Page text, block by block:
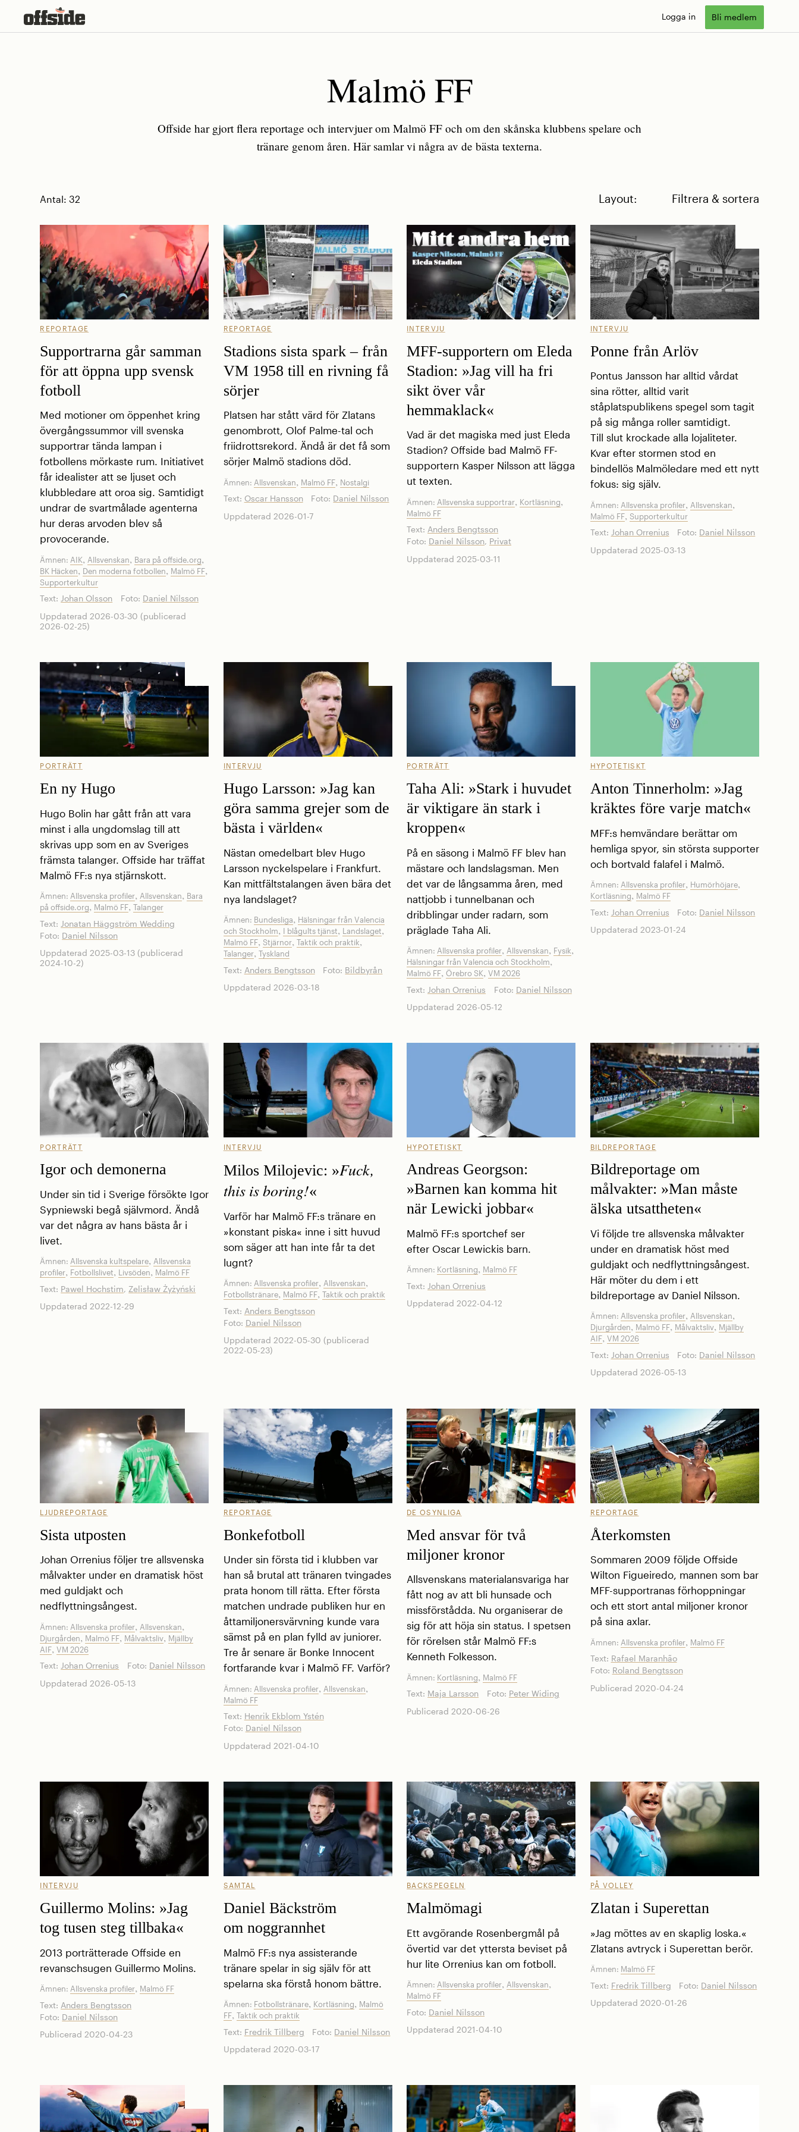
Logga in Bli medlem
Malmö FF
Offside har gjort flera reportage och intervjuer om Malmö FF och om den skånska klubbens spelare och
tränare genom åren. Här samlar vi några av de bästa texterna.
Antal:32 Layout: Filtrera & sortera
REPORTAGE
Supportrarna går samman
för att öppna upp svensk
fotboll
Med motioner om öppenhet kring
övergångssummor vill svenska
supportrar tända lampan i
fotbollens mörkaste rum. Initiativet
får idealister att se ljuset och
klubbledare att oroa sig. Samtidigt
undrar de svartmålade agenterna
hur deras arvoden blev så
provocerande.
Ämnen: AIK,Allsvenskan, Bara på offside.org,
BK Häcken, Den moderna fotbollen, Malmö FF,
Supporterkultur
Text:Johan Olsson Foto: Daniel Nilsson
Uppdaterad 2026-03-30 (publicerad
2026-02-25)
REPORTAGE
Stadions sista spark – från
VM 1958 till en rivning få
sörjer
Platsen har stått värd för Zlatans
genombrott, Olof Palme-tal och
friidrottsrekord. Ändå är det få som
sörjer Malmö stadions död.
Ämnen: Allsvenskan, Malmö FF, Nostalgi
Text: Oscar Hansson Foto: Daniel Nilsson
Uppdaterad 2026-01-7
INTERVJU
MFF-supportern om Eleda
Stadion: »Jag vill ha fri
sikt över vår
hemmaklack«
Vad är det magiska med just Eleda
Stadion? Offside bad Malmö FF-
supportern Kasper Nilsson att lägga
ut texten.
Ämnen: Allsvenska supportrar, Kortläsning,
Malmö FF
Text:Anders Bengtsson
Foto: Daniel Nilsson, Privat
Uppdaterad 2025-03-11
INTERVJU
Ponne från Arlöv
Pontus Jansson har alltid vårdat
sina rötter, alltid varit
ståplatspublikens spegel som tagit
på sig många roller samtidigt.
Till slut krockade alla lojaliteter.
Kvar efter stormen stod en
bindellös Malmöledare med ett nytt
fokus: sig själv.
Ämnen: Allsvenska profiler, Allsvenskan,
Malmö FF, Supporterkultur
Text: Johan Orrenius Foto: Daniel Nilsson
Uppdaterad 2025-03-13
PORTRÄTT
En ny Hugo
Hugo Bolin har gått från att vara
minst i alla ungdomslag till att
skrivas upp som en av Sveriges
främsta talanger. Offside har träffat
Malmö FF:s nya stjärnskott.
Ämnen: Allsvenska profiler,Allsvenskan, Bara
på offside.org, Malmö FF,Talanger
Text: Jonatan Häggström Wedding
Foto: Daniel Nilsson
Uppdaterad 2025-03-13 (publicerad
2024-10-2)
INTERVJU
Hugo Larsson: »Jag kan
göra samma grejer som de
bästa i världen«
Nästan omedelbart blev Hugo
Larsson nyckelspelare i Frankfurt.
Kan mittfältstalangen även bära det
nya landslaget?
Ämnen: Bundesliga, Hälsningar från Valencia
och Stockholm, I blågults tjänst, Landslaget,
Malmö FF, Stjärnor, Taktik och praktik,
Talanger, Tyskland
Text: Anders Bengtsson Foto: Bildbyrån
Uppdaterad 2026-03-18
PORTRÄTT
Taha Ali: »Stark i huvudet
är viktigare än stark i
kroppen«
På en säsong i Malmö FF blev han
mästare och landslagsman. Men
det var de långsamma åren, med
nattjobb i tunnelbanan och
dribblingar under radarn, som
präglade Taha Ali.
Ämnen: Allsvenska profiler,Allsvenskan, Fysik,
Hälsningar från Valencia och Stockholm,
Malmö FF,Örebro SK,VM 2026
Text: Johan Orrenius Foto: Daniel Nilsson
Uppdaterad 2026-05-12
HYPOTETISKT
Anton Tinnerholm: »Jag
kräktes före varje match«
MFF:s hem­vändare ­berättar om
hemliga spyor, sin största supporter
och bortvald falafel i Malmö.
Ämnen: Allsvenska profiler, Humörhöjare,
Kortläsning, Malmö FF
Text: Johan Orrenius Foto: Daniel Nilsson
Uppdaterad 2023-01-24
PORTRÄTT
Igor och demonerna
Under sin tid i Sverige försökte Igor
Sypniewski begå självmord. Ändå
var det några av hans bästa år i
livet.
Ämnen:Allsvenska kultspelare,Allsvenska
profiler, Fotbollslivet, Livsöden, Malmö FF
Text: Pawel Hochstim, Zelisław Żyżyński
Uppdaterad 2022-12-29
INTERVJU
Milos Milojevic: »Fuck,
this is boring!«
Varför har Malmö FF:s tränare en
»konstant piska« inne i sitt huvud
som säger att han inte får ta det
lugnt?
Ämnen: Allsvenska profiler, Allsvenskan,
Fotbollstränare, Malmö FF, Taktik och praktik
Text: Anders Bengtsson
Foto: Daniel Nilsson
Uppdaterad 2022-05-30 (publicerad
2022-05-23)
HYPOTETISKT
Andreas Georgson:
»Barnen kan komma hit
när Lewicki jobbar«
­Malmö FF:s sportchef ser
efter Oscar Lewickis barn.
Ämnen: Kortläsning, Malmö FF
Text: Johan Orrenius
Uppdaterad 2022-04-12
BILDREPORTAGE
Bildreportage om
målvakter: »Man måste
älska utsattheten«
Vi följde tre allsvenska målvakter
under en dramatisk höst med
guldjakt och nedflyttningsångest.
Här möter du dem i ett
bildreportage av Daniel Nilsson.
Ämnen: Allsvenska profiler, Allsvenskan,
Djurgården, Malmö FF, Målvaktsliv, Mjällby
AIF, VM 2026
Text: Johan Orrenius Foto: Daniel Nilsson
Uppdaterad 2026-05-13
LJUDREPORTAGE
Sista utposten
Johan Orrenius följer tre allsvenska
målvakter under en dramatisk höst
med guldjakt och
nedflyttningsångest.
Ämnen: Allsvenska profiler,Allsvenskan,
Djurgården, Malmö FF, Målvaktsliv, Mjällby
AIF,VM 2026
Text: Johan Orrenius Foto: Daniel Nilsson
Uppdaterad 2026-05-13
REPORTAGE
Bonkefotboll
Under sin första tid i klubben var
han så brutal att tränaren tvingades
prata honom till rätta. Efter första
matchen undrade publiken hur en
åttamiljonersvärvning kunde vara
sämst på en plan fylld av juniorer.
Tre år senare är Bonke Innocent
fortfarande kvar i Malmö FF. Varför?
Ämnen: Allsvenska profiler, Allsvenskan,
Malmö FF
Text: Henrik Ekblom Ystén
Foto: Daniel Nilsson
Uppdaterad 2021-04-10
DE OSYNLIGA
Med ansvar för två
miljoner kronor
Allsvenskans materialansvariga har
fått nog av att bli hunsade och
missförstådda. Nu organiserar de
sig för att höja sin status. I spetsen
för rörelsen står Malmö FF:s
Kenneth Folkesson.
Ämnen: Kortläsning, Malmö FF
Text: Maja Larsson Foto: Peter Widing
Publicerad 2020-06-26
REPORTAGE
Återkomsten
Sommaren 2009 följde Offside
Wilton Figueiredo, mannen som bar
MFF-supportranas förhoppningar
och ett stort antal miljoner kronor
på sina axlar.
Ämnen: Allsvenska profiler, Malmö FF
Text: Rafael Maranhão
Foto: Roland Bengtsson
Publicerad 2020-04-24
INTERVJU
Guillermo Molins: »Jag
tog tusen steg tillbaka«
2013 porträtterade Offside en
revanschsugen Guillermo Molins.
Ämnen: Allsvenska profiler, Malmö FF
Text: Anders Bengtsson
Foto: Daniel Nilsson
Publicerad 2020-04-23
SAMTAL
Daniel Bäckström
om noggrannhet
Malmö FF:s nya assisterande
tränare spelar in sig själv för att
spelarna ska förstå honom bättre.
Ämnen: Fotbollstränare, Kortläsning, Malmö
FF, Taktik och praktik
Text: Fredrik Tillberg Foto: Daniel Nilsson
Uppdaterad 2020-03-17
BACKSPEGELN
Malmömagi
Ett avgörande Rosenbergmål på
övertid var det yttersta beviset på
hur lite Orrenius kan om fotboll.
Ämnen: Allsvenska profiler,Allsvenskan,
Malmö FF
Foto: Daniel Nilsson
Uppdaterad 2021-04-10
PÅ VOLLEY
Zlatan i Superettan
»Jag möttes av en skaplig loska.«
Zlatans avtryck i Superettan berör.
Ämnen: Malmö FF
Text: Fredrik Tillberg Foto: Daniel Nilsson
Uppdaterad 2020-01-26